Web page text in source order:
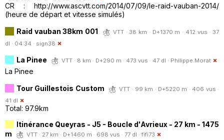
CR : http://www.ascvtt.com/2014/07/09/le-raid-vauban-2014/
(heure de départ et vitesse simulés)
Raid vauban 38km 001
VTT · 38 km · D+1370 m · 412 vus · 37
dl · 04:34 · sign38
La Pinee VTT · 8 km · D+290 m · 473 vus · 47 dl · Philippe.Morat
La Pinee
Tour Guillestois Custom
VTT · 99 km · D+5220 m · 406 vus ·
41 dl
Total: 97.9km
Itinérance Queyras - J5 - Boucle d'Avrieux - 27 km - 1475
m
VTT · 27 km · D+1460 m · 698 vus · 77 dl · fifi73